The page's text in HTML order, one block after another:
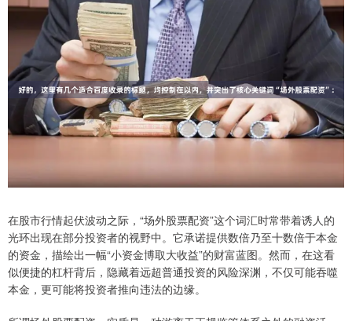
在股市行情起伏波动之际，“场外股票配资”这个词汇时常带着诱人的
光环出现在部分投资者的视野中。它承诺提供数倍乃至十数倍于本金
的资金，描绘出一幅“小资金博取大收益”的财富蓝图。然而，在这看
似便捷的杠杆背后，隐藏着远超普通投资的风险深渊，不仅可能吞噬
本金，更可能将投资者推向违法的边缘。